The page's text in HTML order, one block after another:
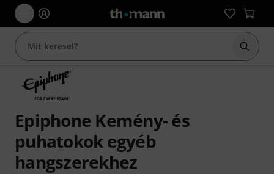
Epiphone Kemény- és
puhatokok egyéb
hangszerekhez